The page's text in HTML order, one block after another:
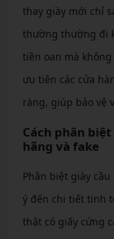
thay giày mới chỉ
thường thường đi
tiền oan mà
ưu tiên các cửa
ràng, giúp bảo vệ
Cách phân
hãng và fake
Phân biệt giày
ý đến chi tiết tinh
thật có giấy cứng